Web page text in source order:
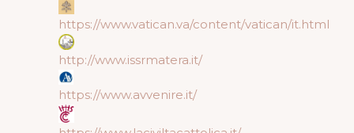
https://www.vatican.va/content/vatican/it.html
http://www.issrmatera.it/
https://www.avvenire.it/